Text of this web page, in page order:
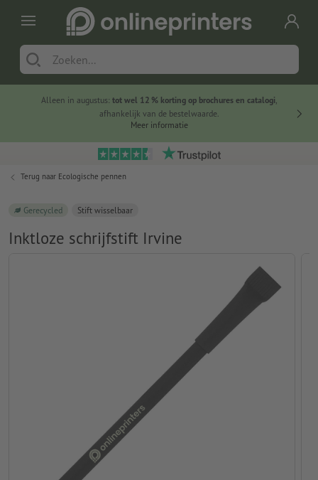
Alleen in augustus: tot wel 12 % korting op brochures en catalogi,
afhankelijk van de bestelwaarde.
Meer informatie
Terug naar Ecologische pennen
Gerecycled Stift wisselbaar
Inktloze schrijfstift Irvine